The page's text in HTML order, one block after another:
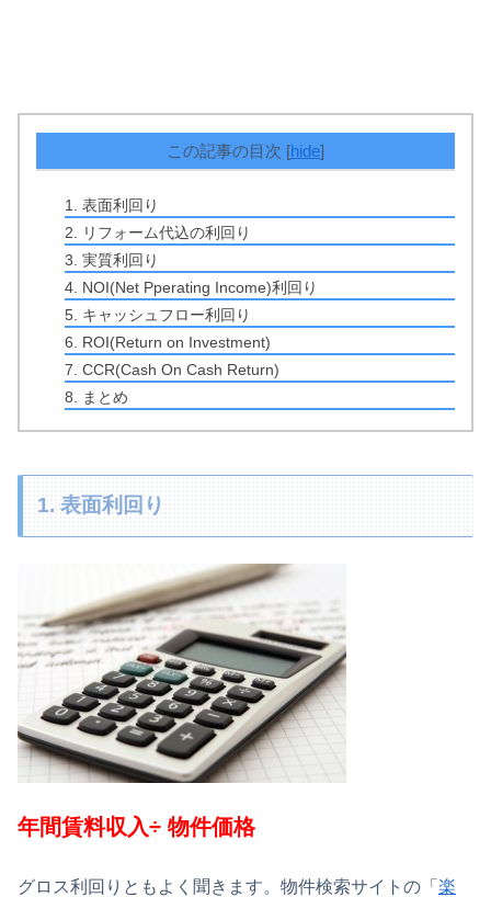
この記事の目次 [hide]
1. 表面利回り
2. リフォーム代込の利回り
3. 実質利回り
4. NOI(Net Pperating Income)利回り
5. キャッシュフロー利回り
6. ROI(Return on Investment)
7. CCR(Cash On Cash Return)
8. まとめ
1. 表面利回り
年間賃料収入÷ 物件価格
グロス利回りともよく聞きます。物件検索サイトの「 楽